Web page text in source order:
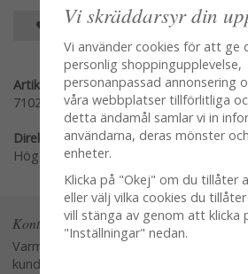
SPARA SOM FAVORIT
Artikelnummer:
71022-G
Direktlänk:
Högerklicka och kopiera adressen
Kontakta oss
Varmt välkommen att kontakta vår
kundtjänst.
Vi skräddarsyr din
Vi använder cookies för att ge
personlig shoppingupplevelse,
personanpassad annonsering
våra webbplatser tillförlitliga
detta ändamål samlar vi in
användarna, deras mönster
enheter.
Klicka på "Okej" om du tillåter
eller välj vilka cookies du
vill stänga av genom att klicka
"Inställningar" nedan.